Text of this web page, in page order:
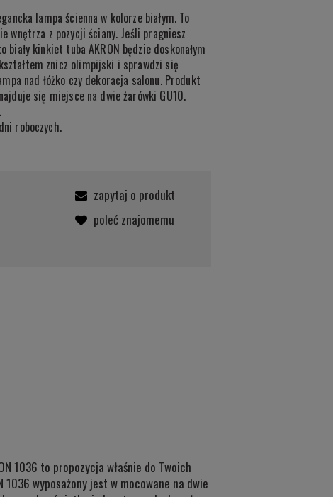
lampa ścienna w kolorze białym. To
wnętrza z pozycji ściany. Jeśli pragniesz
kinkiet tuba AKRON będzie doskonałym
znicz olimpijski i sprawdzi się
nad łóżko czy dekoracja salonu. Produkt
się miejsce na dwie żarówki GU10.
roboczych.
zapytaj o produkt
poleć znajomemu
1036 to propozycja właśnie do Twoich
wyposażony jest w mocowane na dwie